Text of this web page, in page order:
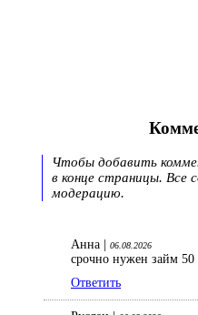
Чтобы добавить
в конце страницы. Все
модерацию.
Анна | 06.08.2026
срочно нужен займ 50
Ответить